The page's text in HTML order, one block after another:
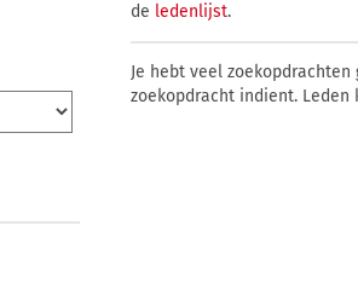
de ledenlijst.
Je hebt veel
zoekopdracht indient. Leden